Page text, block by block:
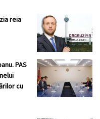
reia
PAS
cu